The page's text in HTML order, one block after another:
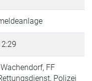
FF
Polizei